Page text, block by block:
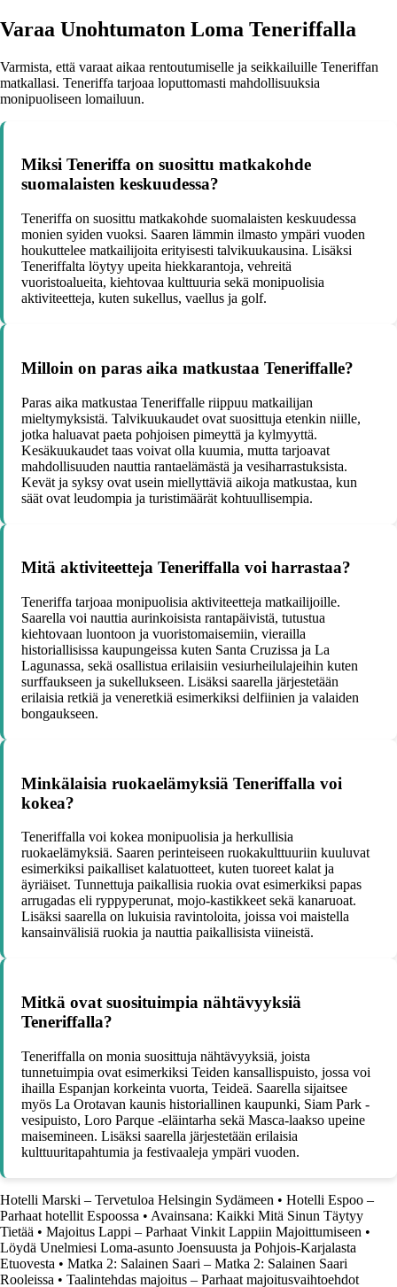
Varaa Unohtumaton Loma Teneriffalla
Varmista, että varaat aikaa rentoutumiselle ja seikkailuille Teneriffan
matkallasi. Teneriffa tarjoaa loputtomasti mahdollisuuksia
monipuoliseen lomailuun.
Miksi Teneriffa on suosittu matkakohde
suomalaisten keskuudessa?
Teneriffa on suosittu matkakohde suomalaisten keskuudessa
monien syiden vuoksi. Saaren lämmin ilmasto ympäri vuoden
houkuttelee matkailijoita erityisesti talvikuukausina. Lisäksi
Teneriffalta löytyy upeita hiekkarantoja, vehreitä
vuoristoalueita, kiehtovaa kulttuuria sekä monipuolisia
aktiviteetteja, kuten sukellus, vaellus ja golf.
Milloin on paras aika matkustaa Teneriffalle?
Paras aika matkustaa Teneriffalle riippuu matkailijan
mieltymyksistä. Talvikuukaudet ovat suosittuja etenkin niille,
jotka haluavat paeta pohjoisen pimeyttä ja kylmyyttä.
Kesäkuukaudet taas voivat olla kuumia, mutta tarjoavat
mahdollisuuden nauttia rantaelämästä ja vesiharrastuksista.
Kevät ja syksy ovat usein miellyttäviä aikoja matkustaa, kun
säät ovat leudompia ja turistimäärät kohtuullisempia.
Mitä aktiviteetteja Teneriffalla voi harrastaa?
Teneriffa tarjoaa monipuolisia aktiviteetteja matkailijoille.
Saarella voi nauttia aurinkoisista rantapäivistä, tutustua
kiehtovaan luontoon ja vuoristomaisemiin, vierailla
historiallisissa kaupungeissa kuten Santa Cruzissa ja La
Lagunassa, sekä osallistua erilaisiin vesiurheilulajeihin kuten
surffaukseen ja sukellukseen. Lisäksi saarella järjestetään
erilaisia retkiä ja veneretkiä esimerkiksi delfiinien ja valaiden
bongaukseen.
Minkälaisia ruokaelämyksiä Teneriffalla voi
kokea?
Teneriffalla voi kokea monipuolisia ja herkullisia
ruokaelämyksiä. Saaren perinteiseen ruokakulttuuriin kuuluvat
esimerkiksi paikalliset kalatuotteet, kuten tuoreet kalat ja
äyriäiset. Tunnettuja paikallisia ruokia ovat esimerkiksi papas
arrugadas eli ryppyperunat, mojo-kastikkeet sekä kanaruoat.
Lisäksi saarella on lukuisia ravintoloita, joissa voi maistella
kansainvälisiä ruokia ja nauttia paikallisista viineistä.
Mitkä ovat suosituimpia nähtävyyksiä
Teneriffalla?
Teneriffalla on monia suosittuja nähtävyyksiä, joista
tunnetuimpia ovat esimerkiksi Teiden kansallispuisto, jossa voi
ihailla Espanjan korkeinta vuorta, Teideä. Saarella sijaitsee
myös La Orotavan kaunis historiallinen kaupunki, Siam Park -
vesipuisto, Loro Parque -eläintarha sekä Masca-laakso upeine
maisemineen. Lisäksi saarella järjestetään erilaisia
kulttuuritapahtumia ja festivaaleja ympäri vuoden.
Hotelli Marski – Tervetuloa Helsingin Sydämeen • Hotelli Espoo –
Parhaat hotellit Espoossa • Avainsana: Kaikki Mitä Sinun Täytyy
Tietää • Majoitus Lappi – Parhaat Vinkit Lappiin Majoittumiseen •
Löydä Unelmiesi Loma-asunto Joensuusta ja Pohjois-Karjalasta
Etuovesta • Matka 2: Salainen Saari – Matka 2: Salainen Saari
Rooleissa • Taalintehdas majoitus – Parhaat majoitusvaihtoehdot